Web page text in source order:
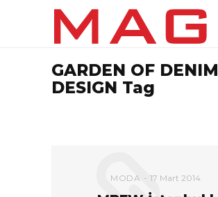
GARDEN OF DENIM
DESIGN Tag
MODA 17 Mart 2014